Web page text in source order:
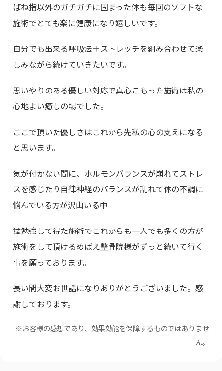
ばね指以外のガチガチに固まった体も毎回のソフトな
施術でとても楽に健康になり嬉しいです。
自分でも出来る呼吸法＋ストレッチを組み合わせて楽
しみながら続けていきたいです。
思いやりのある優しい対応で真心こもった施術は私の
心地よい癒しの場でした。
ここで頂いた優しさはこれから先私の心の支えになる
と思います。
気が付かない間に、ホルモンバランスが崩れてストレ
スを感じたり自律神経のバランスが乱れて体の不調に
悩んでいる方が沢山いる中
猛勉強して得た施術でこれからも一人でも多くの方が
施術をして頂けるめばえ整骨院様がずっと続いて行く
事を願っております。
長い間大変お世話になりありがとうございました。感
謝しております。
※お客様の感想であり、効果効能を保障するものではありませ
ん。